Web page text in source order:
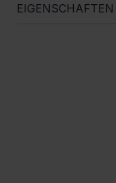
EIGENSCHAFTEN